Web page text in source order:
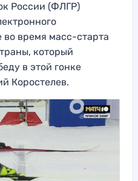
России (ФЛГР)
время масс-старта
который
в этой гонке
Коростелев.